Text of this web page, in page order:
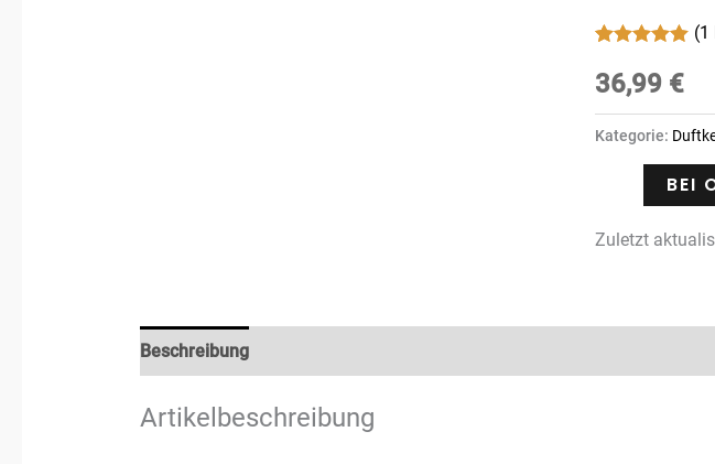
5.00 von 5,
basierend
auf
(1
36,99 €
Kategorie:
BEI
Zuletzt
Beschreibung
Artikelbeschreibung